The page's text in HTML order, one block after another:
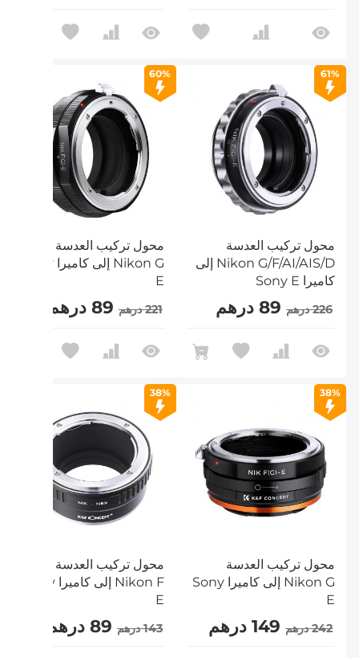
61%
محول تركيب العدسة
Nikon G/F/AI/AIS/D إلى
كاميرا Sony E
226 درهم 89 درهم
60%
محول تركيب العدسة
Nikon G إلى كاميرا Sony
E
221 درهم 89 درهم
38%
محول تركيب العدسة
Nikon G إلى كاميرا Sony
E
242 درهم 149 درهم
38%
محول تركيب العدسة
Nikon F إلى كاميرا Sony
E
143 درهم 89 درهم